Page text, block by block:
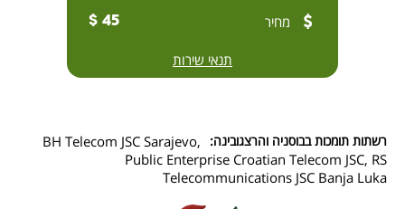
מחיר 45 $
תנאי שירות
רשתות תומכות בבוסניה והרצגובינה:
BH Telecom JSC Sarajevo,
Public Enterprise Croatian Telecom JSC, RS
Telecommunications JSC Banja Luka